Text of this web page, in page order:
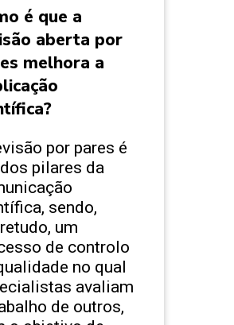
é que a
aberta por
melhora a
por pares é
pilares da
sendo,
um
de controlo
no qual
avaliam
de outros,